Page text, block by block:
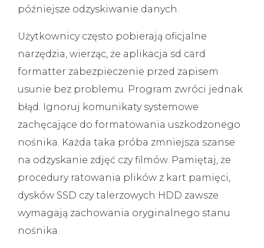
późniejsze odzyskiwanie danych.
Użytkownicy często pobierają oficjalne
narzędzia, wierząc, że aplikacja sd card
formatter zabezpieczenie przed zapisem
usunie bez problemu. Program zwróci jednak
błąd. Ignoruj komunikaty systemowe
zachęcające do formatowania uszkodzonego
nośnika. Każda taka próba zmniejsza szanse
na odzyskanie zdjęć czy filmów. Pamiętaj, że
procedury ratowania plików z kart pamięci,
dysków SSD czy talerzowych HDD zawsze
wymagają zachowania oryginalnego stanu
nośnika.